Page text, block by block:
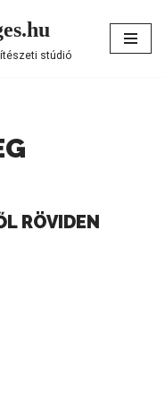
stúdió
RÖVIDEN